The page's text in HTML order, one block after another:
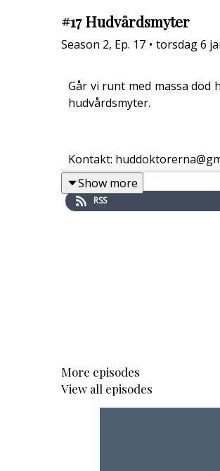
#17 Hudvårdsmyter
Season 2, Ep. 17 • torsdag 6
Går vi runt med massa död
hudvårdsmyter.
Kontakt:
Show more
RSS
More episodes
View all episodes